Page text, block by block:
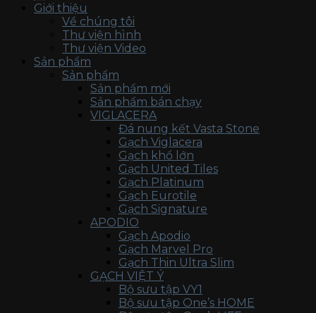
Giới thiệu
Về chúng tôi
Thư viện hình
Thư viện Video
Sản phẩm
Sản phẩm
Sản phẩm mới
Sản phẩm bán chạy
VIGLACERA
Đá nung kết Vasta Stone
Gạch Viglacera
Gạch khổ lớn
Gạch United Tiles
Gạch Platinum
Gạch Eurotile
Gạch Signature
APODIO
Gạch Apodio
Gạch Marvel Pro
Gạch Thin Ultra Slim
GẠCH VIỆT Ý
Bộ sưu tập VY1
Bộ sưu tập One’s HOME